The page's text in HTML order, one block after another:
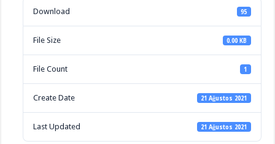
Download 95
File Size 0.00 KB
File Count 1
Create Date 21 Ağustos 2021
Last Updated 21 Ağustos 2021